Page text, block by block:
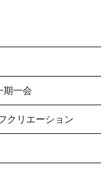
一会
クリエーション